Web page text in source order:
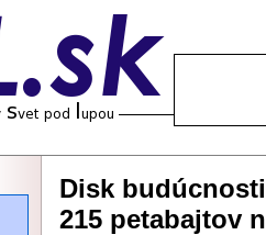
Disk
215 petabajtov